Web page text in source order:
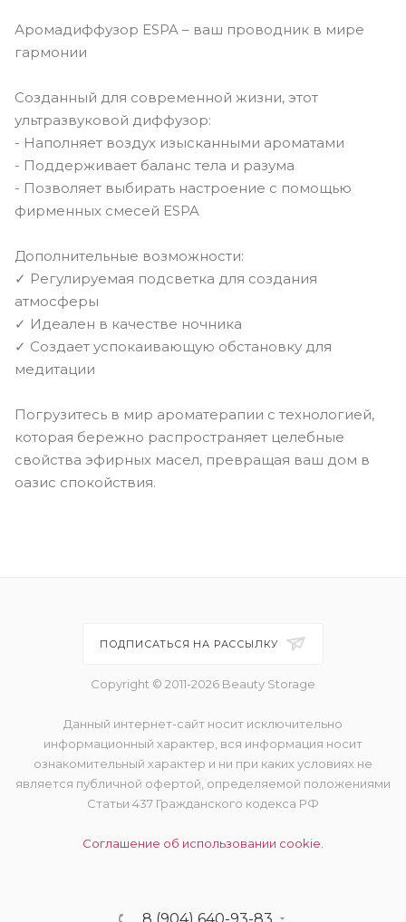
Аромадиффузор ESPA – ваш проводник в мире
гармонии
Созданный для современной жизни, этот
ультразвуковой диффузор:
- Наполняет воздух изысканными ароматами
- Поддерживает баланс тела и разума
- Позволяет выбирать настроение с помощью
фирменных смесей ESPA
Дополнительные возможности:
✓ Регулируемая подсветка для создания
атмосферы
✓ Идеален в качестве ночника
✓ Создает успокаивающую обстановку для
медитации
Погрузитесь в мир ароматерапии с технологией,
которая бережно распространяет целебные
свойства эфирных масел, превращая ваш дом в
оазис спокойствия.
ПОДПИСАТЬСЯ НА РАССЫЛКУ
Copyright © 2011-2026 Beauty Storage
Данный интернет-сайт носит исключительно
информационный характер, вся информация носит
ознакомительный характер и ни при каких условиях не
является публичной офертой, определяемой положениями
Статьи 437 Гражданского кодекса РФ
Соглашение об использовании cookie.